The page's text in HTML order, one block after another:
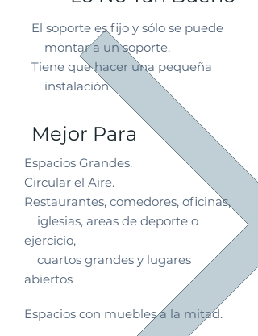
El soporte es fijo y sólo se puede
montar a un soporte.
Tiene que hacer una pequeña
instalación.
Mejor Para
Espacios Grandes.
Circular el Aire.
Restaurantes, comedores, oficinas,
iglesias, areas de deporte o
ejercicio,
cuartos grandes y lugares
abiertos
Espacios con muebles a la mitad.